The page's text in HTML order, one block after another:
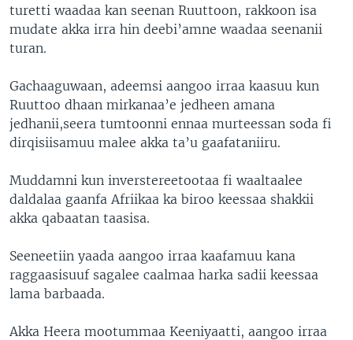
turetti waadaa kan seenan Ruuttoon, rakkoon isa
mudate akka irra hin deebi’amne waadaa seenanii
turan.
Gachaaguwaan, adeemsi aangoo irraa kaasuu kun
Ruuttoo dhaan mirkanaa’e jedheen amana
jedhanii,seera tumtoonni ennaa murteessan soda fi
dirqisiisamuu malee akka ta’u gaafataniiru.
Muddamni kun inverstereetootaa fi waaltaalee
daldalaa gaanfa Afriikaa ka biroo keessaa shakkii
akka qabaatan taasisa.
Seeneetiin yaada aangoo irraa kaafamuu kana
raggaasisuuf sagalee caalmaa harka sadii keessaa
lama barbaada.
Akka Heera mootummaa Keeniyaatti, aangoo irraa